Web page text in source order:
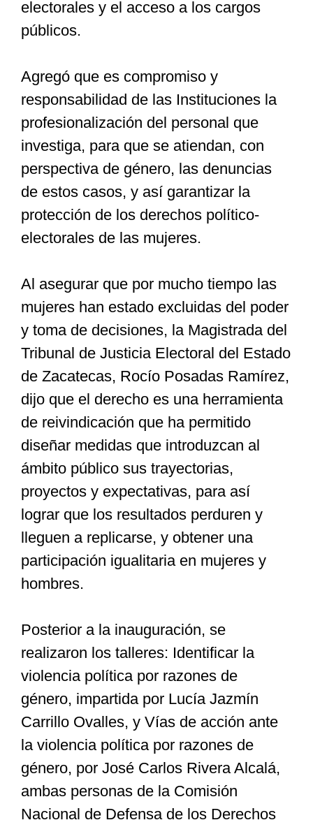
electorales y el acceso a los cargos
públicos.
Agregó que es compromiso y
responsabilidad de las Instituciones la
profesionalización del personal que
investiga, para que se atiendan, con
perspectiva de género, las denuncias
de estos casos, y así garantizar la
protección de los derechos político-
electorales de las mujeres.
Al asegurar que por mucho tiempo las
mujeres han estado excluidas del poder
y toma de decisiones, la Magistrada del
Tribunal de Justicia Electoral del Estado
de Zacatecas, Rocío Posadas Ramírez,
dijo que el derecho es una herramienta
de reivindicación que ha permitido
diseñar medidas que introduzcan al
ámbito público sus trayectorias,
proyectos y expectativas, para así
lograr que los resultados perduren y
lleguen a replicarse, y obtener una
participación igualitaria en mujeres y
hombres.
Posterior a la inauguración, se
realizaron los talleres: Identificar la
violencia política por razones de
género, impartida por Lucía Jazmín
Carrillo Ovalles, y Vías de acción ante
la violencia política por razones de
género, por José Carlos Rivera Alcalá,
ambas personas de la Comisión
Nacional de Defensa de los Derechos